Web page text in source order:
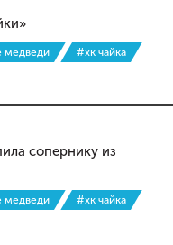
медведи
#хк чайка
сопернику из
медведи
#хк чайка